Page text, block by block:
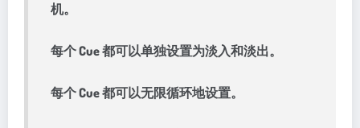
机。
每个 Cue 都可以单独设置为淡入和淡出。
每个 Cue 都可以无限循环地设置。